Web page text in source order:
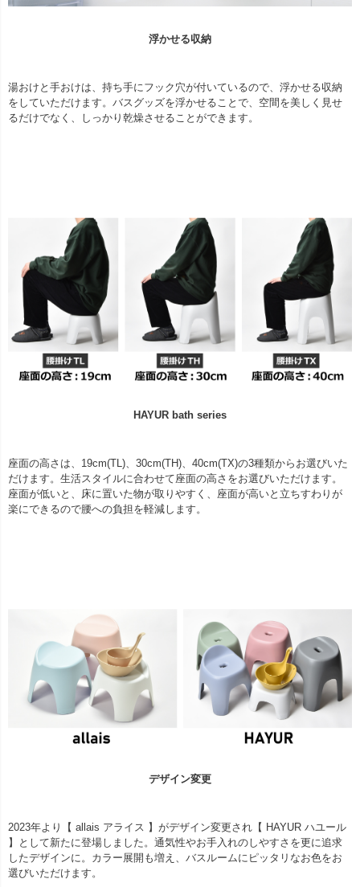
浮かせる収納
湯おけと手おけは、持ち手にフック穴が付いているので、浮かせる収納
をしていただけます。バスグッズを浮かせることで、空間を美しく見せ
るだけでなく、しっかり乾燥させることができます。
HAYUR bath series
座面の高さは、19cm(TL)、30cm(TH)、40cm(TX)の3種類からお選びいた
だけます。生活スタイルに合わせて座面の高さをお選びいただけます。
座面が低いと、床に置いた物が取りやすく、座面が高いと立ちすわりが
楽にできるので腰への負担を軽減します。
デザイン変更
2023年より【 allais アライス 】がデザイン変更され【 HAYUR ハユール
】として新たに登場しました。通気性やお手入れのしやすさを更に追求
したデザインに。カラー展開も増え、バスルームにピッタリなお色をお
選びいただけます。